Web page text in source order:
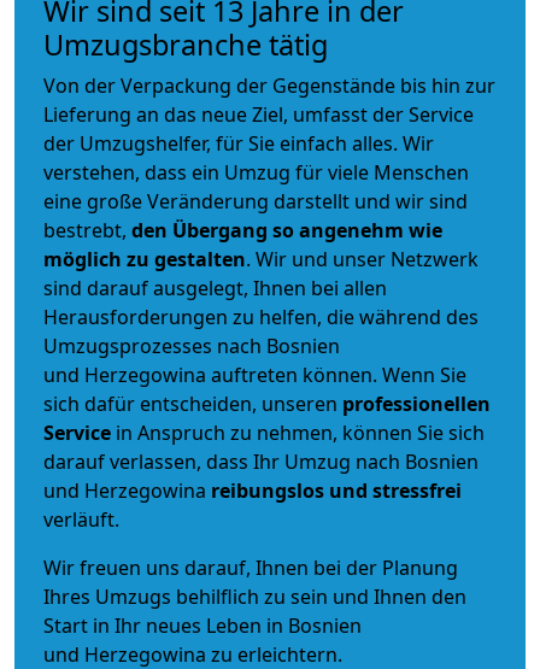
Wir sind seit 13 Jahre in der
Umzugsbranche tätig
Von der Verpackung der Gegenstände bis hin zur
Lieferung an das neue Ziel, umfasst der Service
der Umzugshelfer, für Sie einfach alles. Wir
verstehen, dass ein Umzug für viele Menschen
eine große Veränderung darstellt und wir sind
bestrebt, den Übergang so angenehm wie
möglich zu gestalten. Wir und unser Netzwerk
sind darauf ausgelegt, Ihnen bei allen
Herausforderungen zu helfen, die während des
Umzugsprozesses nach Bosnien
und Herzegowina auftreten können. Wenn Sie
sich dafür entscheiden, unseren professionellen
Service in Anspruch zu nehmen, können Sie sich
darauf verlassen, dass Ihr Umzug nach Bosnien
und Herzegowina reibungslos und stressfrei
verläuft.
Wir freuen uns darauf, Ihnen bei der Planung
Ihres Umzugs behilflich zu sein und Ihnen den
Start in Ihr neues Leben in Bosnien
und Herzegowina zu erleichtern.